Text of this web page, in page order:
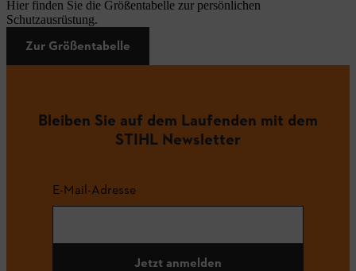
Hier finden Sie die Größentabelle zur persönlichen
Schutzausrüstung.
Zur Größentabelle
Bleiben Sie auf dem Laufenden mit dem
STIHL Newsletter
E-Mail-Adresse
Jetzt anmelden